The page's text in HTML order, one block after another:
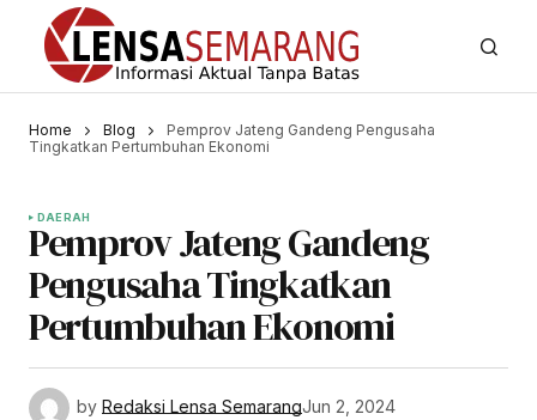
Home Blog
Pemprov Jateng Gandeng Pengusaha
Tingkatkan Pertumbuhan Ekonomi
DAERAH
Pemprov Jateng Gandeng
Pengusaha Tingkatkan
Pertumbuhan Ekonomi
by Redaksi Lensa SemarangJun 2, 2024